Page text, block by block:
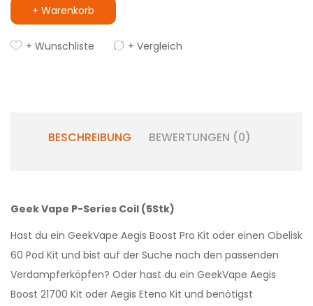
+ Warenkorb
+ Wunschliste + Vergleich
BESCHREIBUNG BEWERTUNGEN (0)
Geek Vape P-Series Coil (5Stk)
Hast du ein GeekVape Aegis Boost Pro Kit oder einen Obelisk
60 Pod Kit und bist auf der Suche nach den passenden
Verdampferköpfen? Oder hast du ein GeekVape Aegis
Boost 21700 Kit oder Aegis Eteno Kit und benötigst